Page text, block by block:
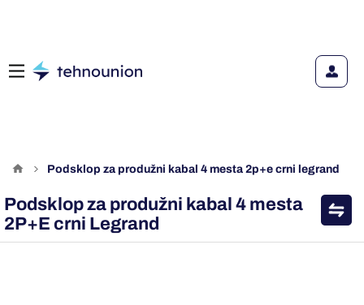
podsklop za produžni kabal 4 mesta 2p+e crni legrand
Podsklop za produžni kabal 4 mesta
2P+E crni Legrand